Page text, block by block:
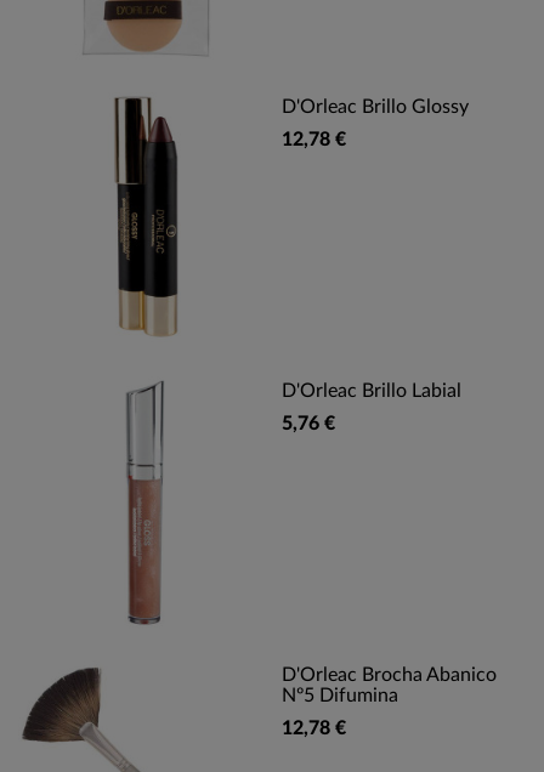
D'Orleac Brillo Glossy
12,78 €
D'Orleac Brillo Labial
5,76 €
D'Orleac Brocha Abanico
Nº5 Difumina
12,78 €